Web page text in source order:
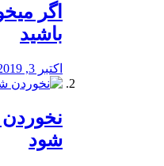
اگر
باشید
اکتبر 3, 2019
‌شود